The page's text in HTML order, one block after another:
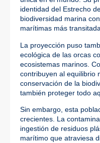
identidad del Estrecho
biodiversidad marina
marítimas más
La proyección puso
ecológica de las orcas
ecosistemas marinos.
contribuyen al equilibrio
conservación de la
también proteger todo
Sin embargo, esta
crecientes. La
ingestión de residuos
marítimo que atraviesa